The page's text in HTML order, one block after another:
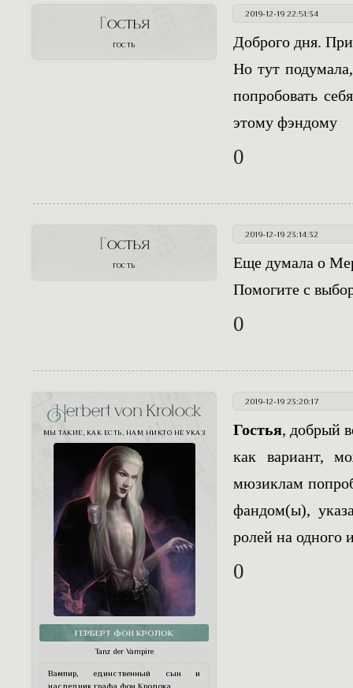
2019-12-19 22:51:34
Гостья
ГОСТЬ
Доброго дня.
Но тут
попробовать
этому фэндому
0
2019-12-19 23:14:32
Гостья
ГОСТЬ
Еще думала о
Помогите с
0
2019-12-19 23:20:17
Herbert von Krolock
МЫ ТАКИЕ, КАК ЕСТЬ, НАМ НИКТО НЕ УКАЗ
ГЕРБЕРТ ФОН КРОЛОК
Tanz der Vampire
Вампир, единственный сын и
наследник графа фон Кролока
Гостья, добрый
как вариант,
мюзиклам
фандом(ы),
ролей на одного
0